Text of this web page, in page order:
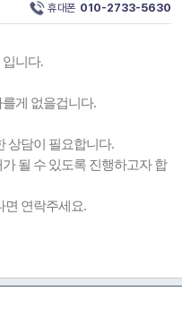
휴대폰 010-2733-5630
니다.
게 없을겁니다.
상담이 필요합니다.
될 수 있도록 진행하고자 합
면 연락주세요.